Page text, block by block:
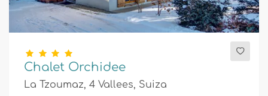
Chalet Orchidee
La Tzoumaz, 4 Vallees, Suiza